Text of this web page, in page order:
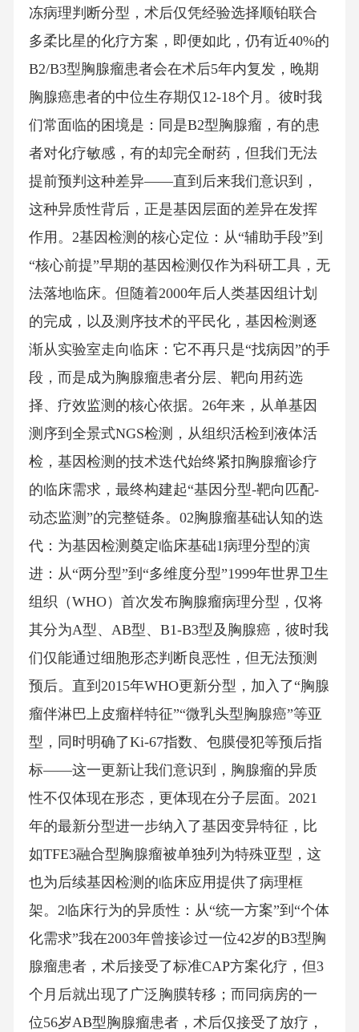
冻病理判断分型，术后仅凭经验选择顺铂联合
多柔比星的化疗方案，即便如此，仍有近40%的
B2/B3型胸腺瘤患者会在术后5年内复发，晚期
胸腺癌患者的中位生存期仅12-18个月。彼时我
们常面临的困境是：同是B2型胸腺瘤，有的患
者对化疗敏感，有的却完全耐药，但我们无法
提前预判这种差异——直到后来我们意识到，
这种异质性背后，正是基因层面的差异在发挥
作用。2基因检测的核心定位：从“辅助手段”到
“核心前提”早期的基因检测仅作为科研工具，无
法落地临床。但随着2000年后人类基因组计划
的完成，以及测序技术的平民化，基因检测逐
渐从实验室走向临床：它不再只是“找病因”的手
段，而是成为胸腺瘤患者分层、靶向用药选
择、疗效监测的核心依据。26年来，从单基因
测序到全景式NGS检测，从组织活检到液体活
检，基因检测的技术迭代始终紧扣胸腺瘤诊疗
的临床需求，最终构建起“基因分型-靶向匹配-
动态监测”的完整链条。02胸腺瘤基础认知的迭
代：为基因检测奠定临床基础1病理分型的演
进：从“两分型”到“多维度分型”1999年世界卫生
组织（WHO）首次发布胸腺瘤病理分型，仅将
其分为A型、AB型、B1-B3型及胸腺癌，彼时我
们仅能通过细胞形态判断良恶性，但无法预测
预后。直到2015年WHO更新分型，加入了“胸腺
瘤伴淋巴上皮瘤样特征”“微乳头型胸腺癌”等亚
型，同时明确了Ki-67指数、包膜侵犯等预后指
标——这一更新让我们意识到，胸腺瘤的异质
性不仅体现在形态，更体现在分子层面。2021
年的最新分型进一步纳入了基因变异特征，比
如TFE3融合型胸腺瘤被单独列为特殊亚型，这
也为后续基因检测的临床应用提供了病理框
架。2临床行为的异质性：从“统一方案”到“个体
化需求”我在2003年曾接诊过一位42岁的B3型胸
腺瘤患者，术后接受了标准CAP方案化疗，但3
个月后就出现了广泛胸膜转移；而同病房的一
位56岁AB型胸腺瘤患者，术后仅接受了放疗，